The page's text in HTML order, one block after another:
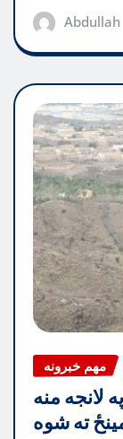
Abdullah
مهم خبرونه
لانجه منه
ته شوه